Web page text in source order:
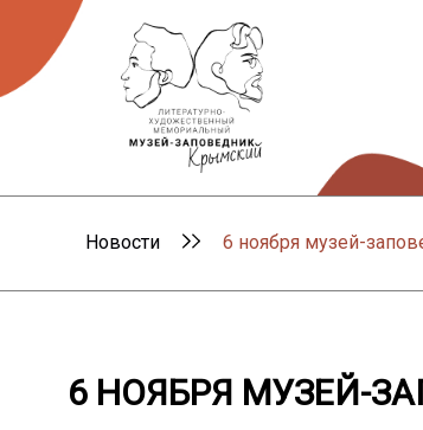
Новости 6 ноября музей-
6 НОЯБРЯ МУЗЕЙ-